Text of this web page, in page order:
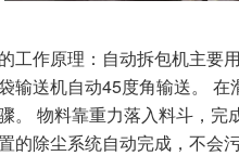
工作原理：自动拆包机主要
输送机自动45度角输送。
。 物料靠重力落入料斗，
的除尘系统自动完成，不会